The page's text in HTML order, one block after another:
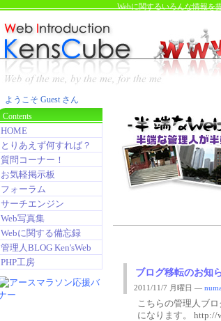
Webに関するいろんな情報を
ようこそ Guest さん
Contents
HOME
とりあえず何すれば？
質問コーナー！
お気軽掲示板
フォーラム
サーチエンジン
Web写真集
Webに関する備忘録
管理人BLOG Ken'sWeb
PHP工房
ブログ移転のお知
2011/11/7 月曜日 —
こちらの管理人ブ
になります。 http://